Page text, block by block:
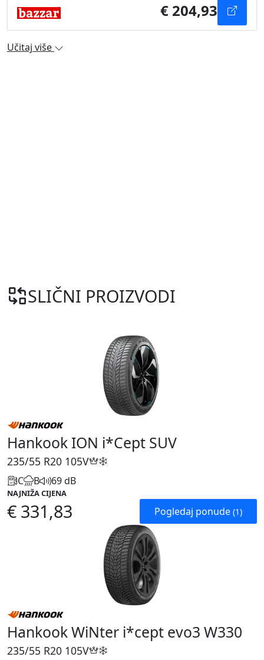
€ 204,93
Učitaj više
SLIČNI PROIZVODI
Hankook ION i*Cept SUV
235/55 R20 105V
C B 69 dB
NAJNIŽA CIJENA
€ 331,83 Pogledaj ponude (1)
Hankook WiNter i*cept evo3 W330
235/55 R20 105V